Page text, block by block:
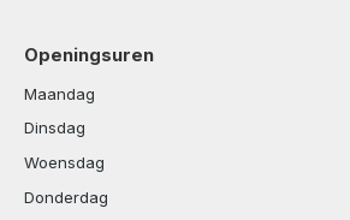
Openingsuren
Maandag
Dinsdag
Woensdag
Donderdag